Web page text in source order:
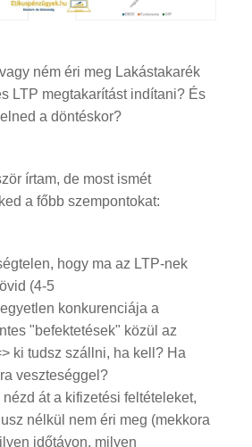
ném éri meg Lakástakarék
LTP megtakarítást indítani? És
a döntéskor?
írtam, de most ismét
a főbb szempontokat:
hogy ma az LTP-nek
(4-5
konkurenciája a
"befektetések" közül az
ki tudsz szállni, ha kell? Ha
veszteséggel?
nézd át a kifizetési feltételeket,
nélkül nem éri meg (mekkora
időtávon, milyen